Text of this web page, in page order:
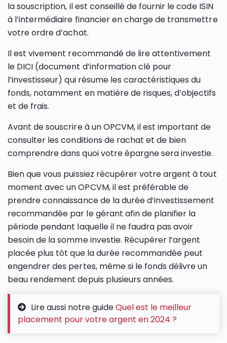
la souscription, il est conseillé de fournir le code ISIN
à l’intermédiaire financier en charge de transmettre
votre ordre d’achat.
Il est vivement recommandé de lire attentivement
le DICI (document d’information clé pour
l’investisseur) qui résume les caractéristiques du
fonds, notamment en matière de risques, d’objectifs
et de frais.
Avant de souscrire à un OPCVM, il est important de
consulter les conditions de rachat et de bien
comprendre dans quoi votre épargne sera investie.
Bien que vous puissiez récupérer votre argent à tout
moment avec un OPCVM, il est préférable de
prendre connaissance de la durée d’investissement
recommandée par le gérant afin de planifier la
période pendant laquelle il ne faudra pas avoir
besoin de la somme investie. Récupérer l’argent
placée plus tôt que la durée recommandée peut
engendrer des pertes, même si le fonds délivre un
beau rendement depuis plusieurs années.
Lire aussi notre guideQuel est le meilleur
placement pour votre argent en 2024 ?